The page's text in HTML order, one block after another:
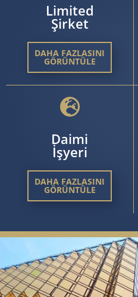
Limited
Şirket
DAHA FAZLASINI
GÖRÜNTÜLE
Daimi
İşyeri
DAHA FAZLASINI
GÖRÜNTÜLE